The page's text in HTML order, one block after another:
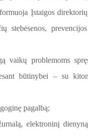
Įstaigos
stebėsenos,
vaikų problemoms
būtinybei – su
pagalbą;
elektroninį